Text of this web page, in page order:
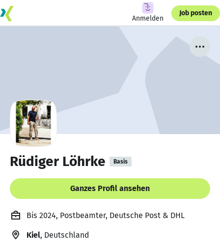
Anmelden
Job posten
Rüdiger Löhrke Basis
Ganzes Profil ansehen
Bis 2024, Postbeamter, Deutsche Post & DHL
Kiel, Deutschland